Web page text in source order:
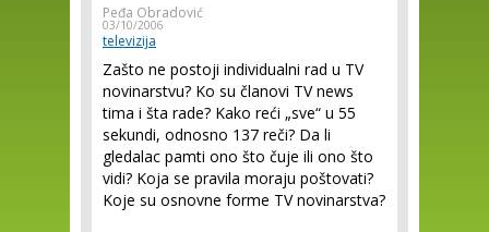
Peđa Obradović
03/10/2006
televizija
Zašto ne postoji individualni rad u TV
novinarstvu? Ko su članovi TV news
tima i šta rade? Kako reći „sve“ u 55
sekundi, odnosno 137 reči? Da li
gledalac pamti ono što čuje ili ono što
vidi? Koja se pravila moraju poštovati?
Koje su osnovne forme TV novinarstva?